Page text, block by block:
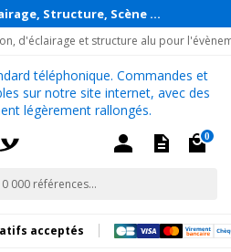
Structure, Scène ...
d'éclairage et structure alu pour
téléphonique. Commandes et
sur notre site internet, avec des
légèrement rallongés.
0
acceptés